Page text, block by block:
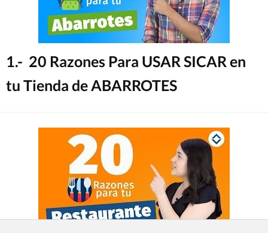
1.- 20 Razones Para USAR SICAR en
tu Tienda de ABARROTES